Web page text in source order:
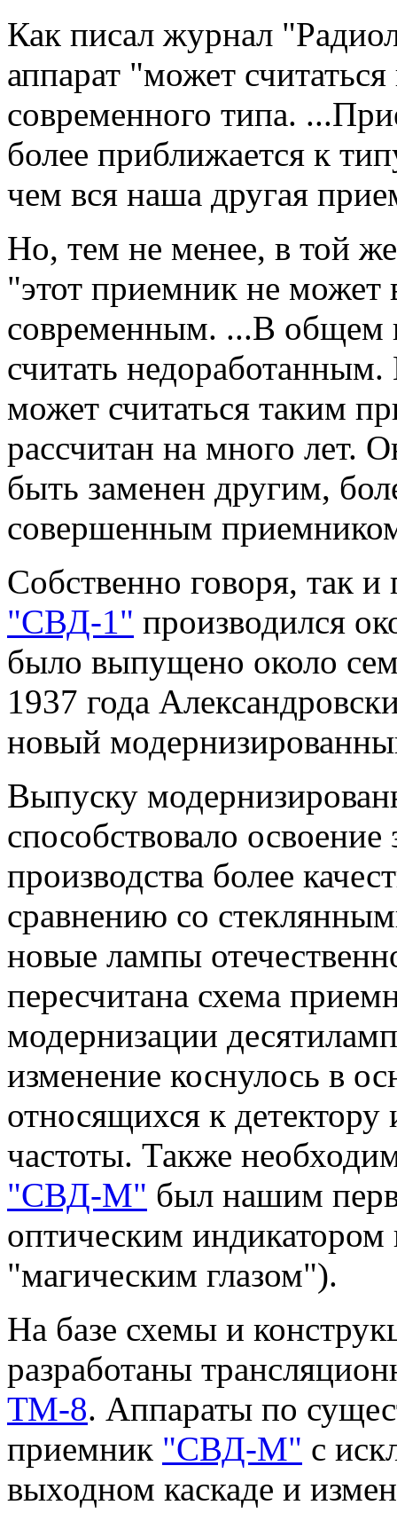
Как писал журнал
аппарат "может
современного типа.
более приближается к
чем вся наша другая
Но, тем не менее, в той
"этот приемник не может
современным. ...В
считать
может считаться таким
рассчитан на много лет.
быть заменен другим,
совершенным
Собственно говоря, так
"СВД-1" производился
было выпущено около
1937 года
новый
Выпуску
способствовало
производства более
сравнению со
новые лампы
пересчитана схема
модернизации
изменение коснулось в
относящихся к детектору
частоты. Также
"СВД-М" был нашим
оптическим
"магическим глазом").
На базе схемы и
разработаны
ТМ-8. Аппараты по
приемник "СВД-М" с
выходном каскаде и